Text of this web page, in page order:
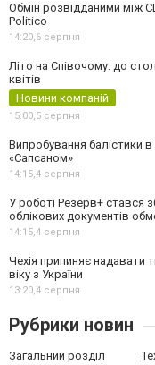
Обмін розвідданими між
Politico
14:20,6 серпня
Літо на Співочому: до
квітів
Новини компаній
15:00,5 серпня
Випробування балістики в
«Сапсаном»
14:15,4 серпня
У роботі Резерв+ стався
облікових документів
14:15,4 серпня
Чехія припиняє надавати
віку з України
13:20,4 серпня
Рубрики новин
Загальний розділ